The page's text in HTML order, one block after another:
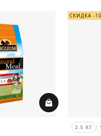
СКИДКА -
2.5 КГ